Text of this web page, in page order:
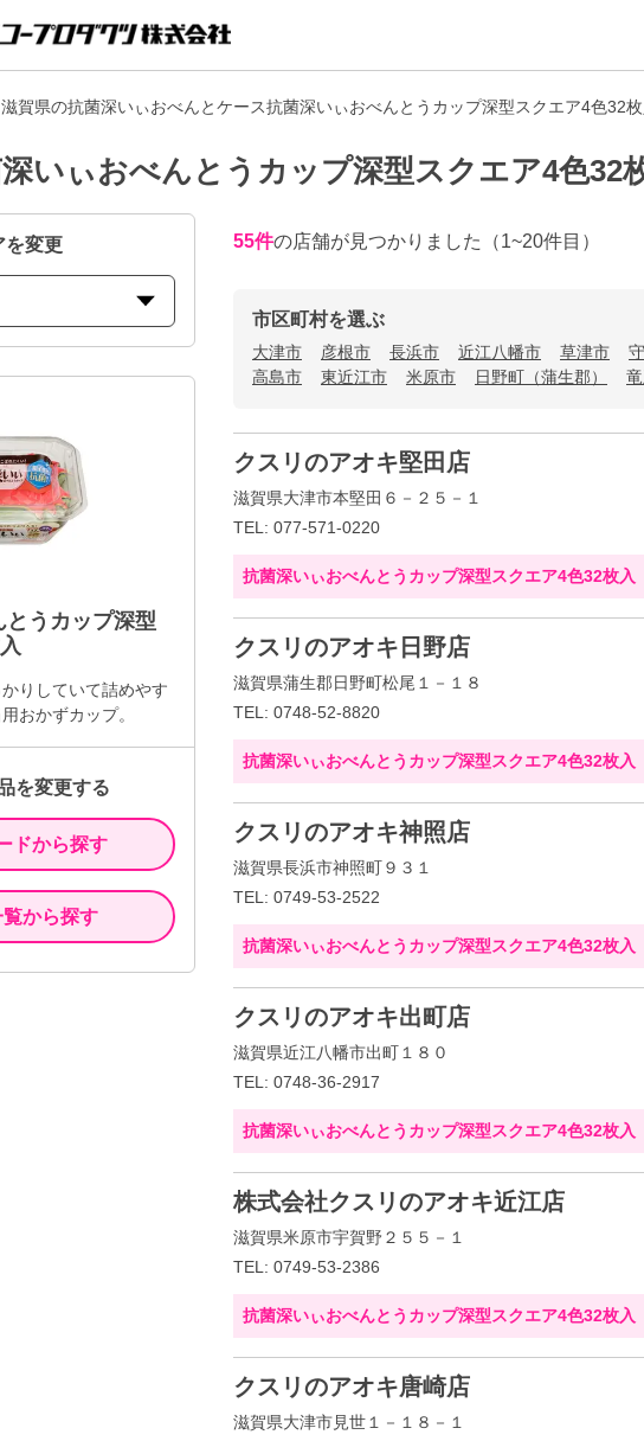
滋賀県の抗菌深いぃおべんとケース抗菌深いぃおべんとうカップ深型スクエア4色32
いぃおべんとうカップ深型スクエア4色32
を変更
うカップ深型
りしていて詰めやす
おかずカップ。
を変更する
ドから探す
から探す
55件の店舗が見つかりました （1~20件目）
市区町村を選ぶ
大津市 彦根市 長浜市 近江八幡市 草津市
高島市
東近江市 米原市 日野町（蒲生郡）
クスリのアオキ堅田店
滋賀県大津市本堅田６－２５－１
TEL: 077-571-0220
抗菌深いぃおべんとうカップ深型スクエア4色32枚入
クスリのアオキ日野店
滋賀県蒲生郡日野町松尾１－１８
TEL: 0748-52-8820
抗菌深いぃおべんとうカップ深型スクエア4色32枚入
クスリのアオキ神照店
滋賀県長浜市神照町９３１
TEL: 0749-53-2522
抗菌深いぃおべんとうカップ深型スクエア4色32枚入
クスリのアオキ出町店
滋賀県近江八幡市出町１８０
TEL: 0748-36-2917
抗菌深いぃおべんとうカップ深型スクエア4色32枚入
株式会社クスリのアオキ近江店
滋賀県米原市宇賀野２５５－１
TEL: 0749-53-2386
抗菌深いぃおべんとうカップ深型スクエア4色32枚入
クスリのアオキ唐崎店
滋賀県大津市見世１－１８－１